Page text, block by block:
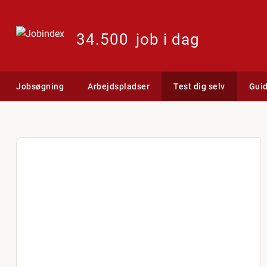
34.500 job i dag
Jobsøgning Arbejdspladser Test dig selv